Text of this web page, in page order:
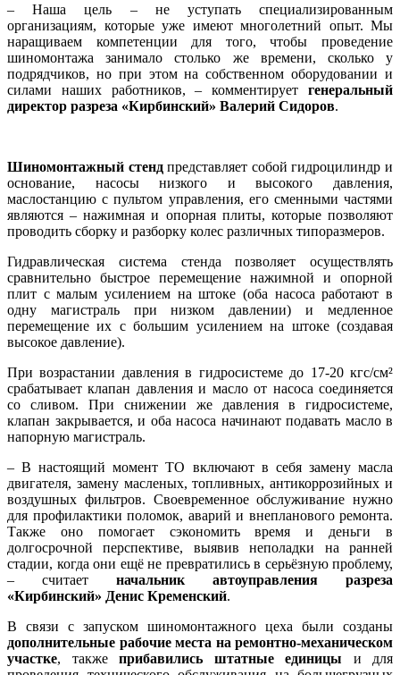
– Наша цель – не уступать специализированным
организациям, которые уже имеют многолетний опыт. Мы
наращиваем компетенции для того, чтобы проведение
шиномонтажа занимало столько же времени, сколько у
подрядчиков, но при этом на собственном оборудовании и
силами наших работников, – комментирует генеральный
директор разреза «Кирбинский» Валерий Сидоров.
Шиномонтажный стендпредставляет собой гидроцилиндр и
основание, насосы низкого и высокого давления,
маслостанцию с пультом управления, его сменными частями
являются – нажимная и опорная плиты, которые позволяют
проводить сборку и разборку колес различных типоразмеров.
Гидравлическая система стенда позволяет осуществлять
сравнительно быстрое перемещение нажимной и опорной
плит с малым усилением на штоке (оба насоса работают в
одну магистраль при низком давлении) и медленное
перемещение их с большим усилением на штоке (создавая
высокое давление).
При возрастании давления в гидросистеме до 17-20 кгс/см²
срабатывает клапан давления и масло от насоса соединяется
со сливом. При снижении же давления в гидросистеме,
клапан закрывается, и оба насоса начинают подавать масло в
напорную магистраль.
– В настоящий момент ТО включают в себя замену масла
двигателя, замену масленых, топливных, антикоррозийных и
воздушных фильтров. Своевременное обслуживание нужно
для профилактики поломок, аварий и внепланового ремонта.
Также оно помогает сэкономить время и деньги в
долгосрочной перспективе, выявив неполадки на ранней
стадии, когда они ещё не превратились в серьёзную проблему,
– считает начальник автоуправления разреза
«Кирбинский» Денис Кременский.
В связи с запуском шиномонтажного цеха были созданы
дополнительные рабочие места на ремонтно-механическом
участке, также прибавились штатные единицы и для